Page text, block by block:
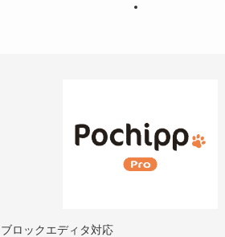
ブロックエディタ対応